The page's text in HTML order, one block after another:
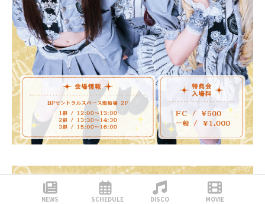
NEWS SCHEDULE DISCO MOVIE